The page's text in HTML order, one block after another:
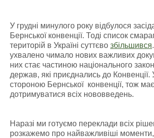
У грудні минулого року відбулося
Бернської конвенції. Тоді список
територій в Україні суттєво збільшився
ухвалено чимало нових важливих
них стає частиною національного
держав, які приєднались до Конвенції.
стороною Бернської конвенції, тож має
дотримуватися всіх нововведень.
Наразі ми готуємо переклади всіх
розкажемо про найважливіші моменти,